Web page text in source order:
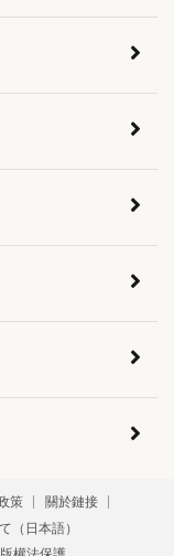
策
關於鏈接
（日本語）